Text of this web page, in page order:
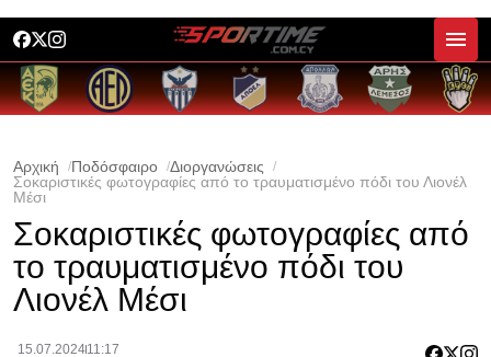
Αρχική Ποδόσφαιρο
Διοργανώσεις
Σοκαριστικές φωτογραφίες από το τραυματισμένο πόδι του Λιονέλ
Μέσι
Σοκαριστικές φωτογραφίες από
το τραυματισμένο πόδι του
Λιονέλ Μέσι
15.07.202411:17